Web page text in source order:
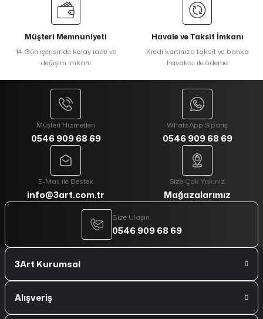
Müşteri Memnuniyeti
14 Gün içerisinde kolay iade ve
değişim imkanı
Havale ve Taksit İmkanı
Kredi kartınıza taksit ve banka
havalesi ile ödeme
Müşteri Hizmetleri
0546 909 68 69
WhatsApp Sipariş
0546 909 68 69
E-Mail ile Destek
info@3art.com.tr
Size Çok Yakınız
Mağazalarımız
Bize Ulaşın
0546 909 68 69
3Art Kurumsal
Alışveriş